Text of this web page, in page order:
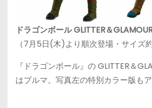
ドラゴンボール GLITTER＆
（7月5日(木)より順次登場・サイズ
『ドラゴンボール』の GLITTER＆
はブルマ。写真左の特別カラー版もア